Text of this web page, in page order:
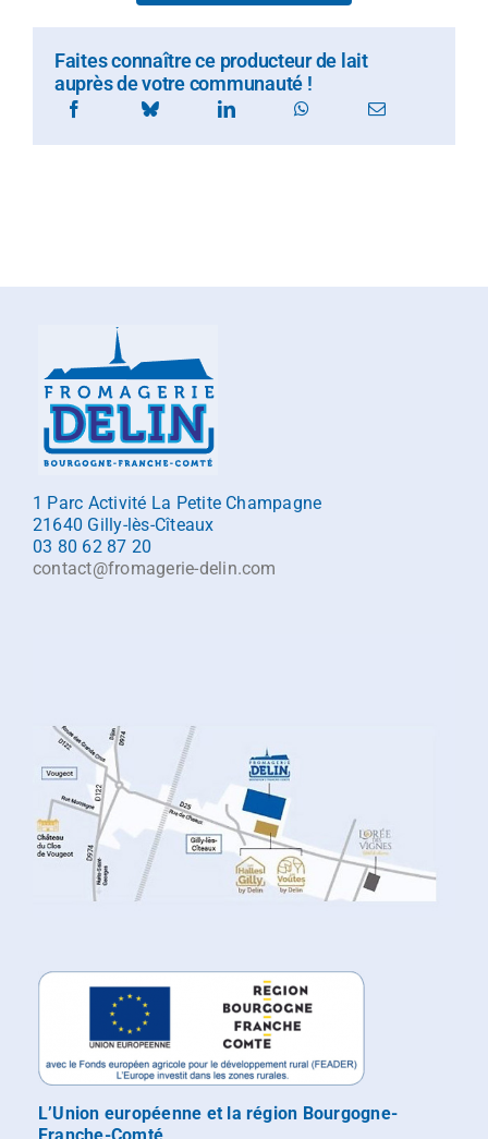
Faites connaître ce producteur de lait
auprès de votre communauté !
1 Parc Activité La Petite Champagne
21640 Gilly-lès-Cîteaux
03 80 62 87 20
contact@fromagerie-delin.com
L’Union européenne et la région Bourgogne-